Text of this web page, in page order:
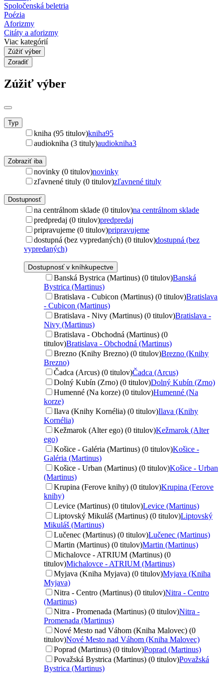
Spoločenská beletria
Poézia
Aforizmy
Citáty a aforizmy
Viac kategórií
Zúžiť výber
Zoradiť
Zúžiť výber
Typ
kniha (95 titulov)kniha95
audiokniha (3 tituly)audiokniha3
Zobraziť iba
novinky (0 titulov)novinky
zľavnené tituly (0 titulov)zľavnené tituly
Dostupnosť
na centrálnom sklade (0 titulov)na centrálnom sklade
predpredaj (0 titulov)predpredaj
pripravujeme (0 titulov)pripravujeme
dostupná (bez vypredaných) (0 titulov)dostupná (bez
vypredaných)
Dostupnosť v kníhkupectve
Banská Bystrica (Martinus) (0 titulov)Banská
Bystrica (Martinus)
Bratislava - Cubicon (Martinus) (0 titulov)Bratislava
- Cubicon (Martinus)
Bratislava - Nivy (Martinus) (0 titulov)Bratislava -
Nivy (Martinus)
Bratislava - Obchodná (Martinus) (0
titulov)Bratislava - Obchodná (Martinus)
Brezno (Knihy Brezno) (0 titulov)Brezno (Knihy
Brezno)
Čadca (Arcus) (0 titulov)Čadca (Arcus)
Dolný Kubín (Zrno) (0 titulov)Dolný Kubín (Zrno)
Humenné (Na korze) (0 titulov)Humenné (Na
korze)
Ilava (Knihy Kornélia) (0 titulov)Ilava (Knihy
Kornélia)
Kežmarok (Alter ego) (0 titulov)Kežmarok (Alter
ego)
Košice - Galéria (Martinus) (0 titulov)Košice -
Galéria (Martinus)
Košice - Urban (Martinus) (0 titulov)Košice - Urban
(Martinus)
Krupina (Ferove knihy) (0 titulov)Krupina (Ferove
knihy)
Levice (Martinus) (0 titulov)Levice (Martinus)
Liptovský Mikuláš (Martinus) (0 titulov)Liptovský
Mikuláš (Martinus)
Lučenec (Martinus) (0 titulov)Lučenec (Martinus)
Martin (Martinus) (0 titulov)Martin (Martinus)
Michalovce - ATRIUM (Martinus) (0
titulov)Michalovce - ATRIUM (Martinus)
Myjava (Kniha Myjava) (0 titulov)Myjava (Kniha
Myjava)
Nitra - Centro (Martinus) (0 titulov)Nitra - Centro
(Martinus)
Nitra - Promenada (Martinus) (0 titulov)Nitra -
Promenada (Martinus)
Nové Mesto nad Váhom (Kniha Malovec) (0
titulov)Nové Mesto nad Váhom (Kniha Malovec)
Poprad (Martinus) (0 titulov)Poprad (Martinus)
Považská Bystrica (Martinus) (0 titulov)Považská
Bystrica (Martinus)